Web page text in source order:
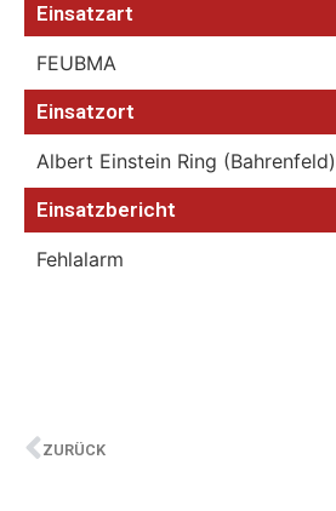
Einsatzart
FEUBMA
Einsatzort
Albert Einstein Ring (Bahrenfeld)
Einsatzbericht
Fehlalarm
ZURÜCK